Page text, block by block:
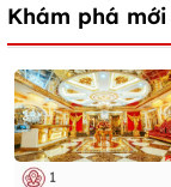
Khám phá mới
1